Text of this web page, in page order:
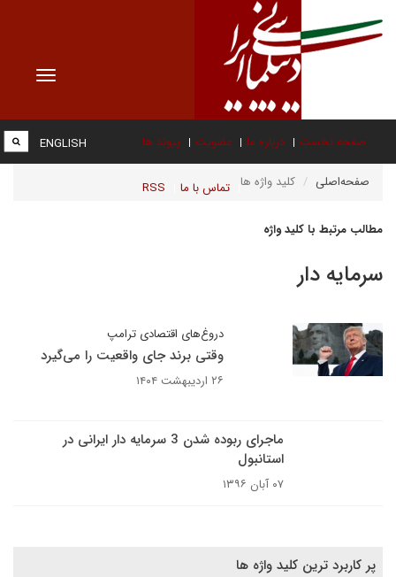
Toggle
صفحه نخست درباره ما عضویت پیوند ها
تماس با ما RSS
ENGLISH
صفحه‌اصلی کلید واژه ها
مطالب مرتبط با کلید واژه
سرمایه دار
دروغ‌های اقتصادی ترامپ
وقتی برند جای واقعیت را می‌گیرد
۲۶ اردیبهشت ۱۴۰۴
ماجرای ربوده شدن 3 سرمایه دار ایرانی در
استانبول
۰۷ آبان ۱۳۹۶
پر کاربرد ترین کلید واژه ها